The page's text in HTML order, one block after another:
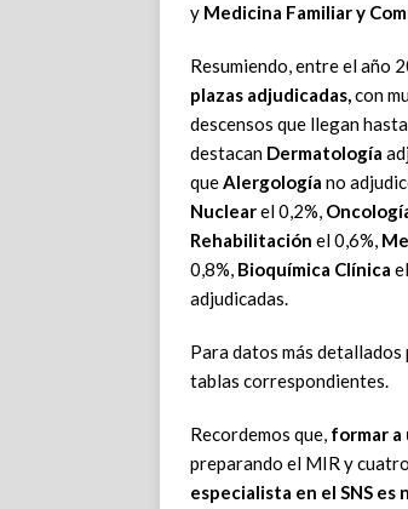
y Medicina Familiar y
Resumiendo, entre el año
plazas adjudicadas,con
descensos que llegan
destacan Dermatología
queAlergología no
Nuclearel 0,2%,
Rehabilitación el 0,6%,
0,8%, Bioquímica Clínica
adjudicadas.
Para datos más
tablas correspondientes.
Recordemos que, formar a
preparando el MIR y
especialista en el SNS